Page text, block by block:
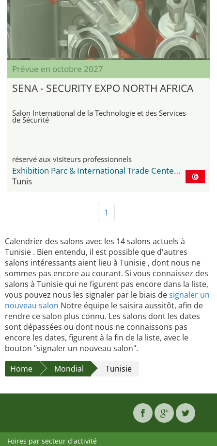
Prévue en octobre 2027
SENA - SECURITY EXPO NORTH AFRICA
Salon International de la Technologie et des Services
de Sécurité
réservé aux visiteurs professionnels
Exhibition Parc & International Trade Center Le Kram
Tunis
1
Calendrier des salons avec les 14 salons actuels à
Tunisie . Bien entendu, il est possible que d'autres
salons intéressants aient lieu à Tunisie , dont nous ne
sommes pas encore au courant. Si vous connaissez des
salons à Tunisie qui ne figurent pas encore dans la liste,
vous pouvez nous les signaler par le biais designaler un
nouveau salon Notre équipe le saisira aussitôt, afin de
rendre ce salon plus connu. Les salons dont les dates
sont dépassées ou dont nous ne connaissons pas
encore les dates, figurent à la fin de la liste, avec le
bouton "signaler un nouveau salon".
Home
Mondial Tunisie
Foires par secteur d'activité